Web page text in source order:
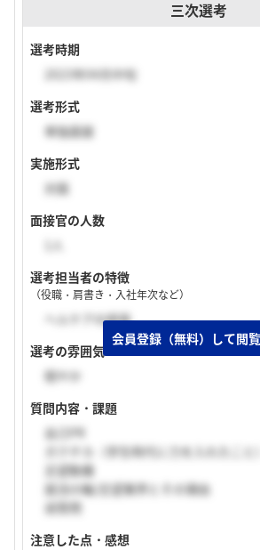
三次選考
選考時期
2023年04月中旬
選考形式
単独面接
実施形式
対面
面接官の人数
選考担当者の特徴
（役職・肩書き・入社年次など）
ヘルケアの部長
選考の雰囲気
穏やか
質問内容・課題
自己PR
ガクチカ（学生時代に力を入れたこと）
志望動機
就活の軸/志望業界とその理由
逆質問
注意した点・感想